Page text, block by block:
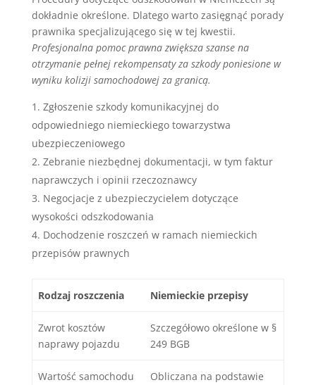
dokładnie określone. Dlatego warto zasięgnąć porady
prawnika specjalizującego się w tej kwestii.
Profesjonalna pomoc prawna zwiększa szanse na
otrzymanie pełnej rekompensaty za szkody poniesione w
wyniku kolizji samochodowej za granicą.
Zgłoszenie szkody komunikacyjnej do
odpowiedniego niemieckiego towarzystwa
ubezpieczeniowego
Zebranie niezbędnej dokumentacji, w tym faktur
naprawczych i opinii rzeczoznawcy
Negocjacje z ubezpieczycielem dotyczące
wysokości odszkodowania
Dochodzenie roszczeń w ramach niemieckich
przepisów prawnych
Rodzaj roszczenia Niemieckie przepisy
Zwrot kosztów
naprawy pojazdu
Szczegółowo określone w §
249 BGB
Wartość samochodu
Obliczana na podstawie